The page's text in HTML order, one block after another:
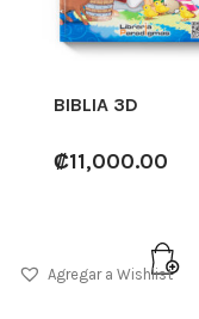
BIBLIA 3D
₡11,000.00
Agregar a Wishlist